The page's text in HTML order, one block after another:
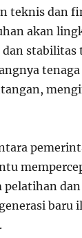
teknis dan
akan
baru